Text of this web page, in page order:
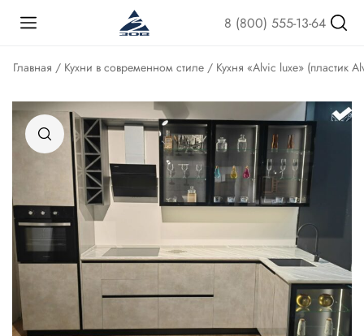
8 (800) 555-13-64
Главная / Кухни в современном стиле / Кухня «Alvic luxe» (пластик